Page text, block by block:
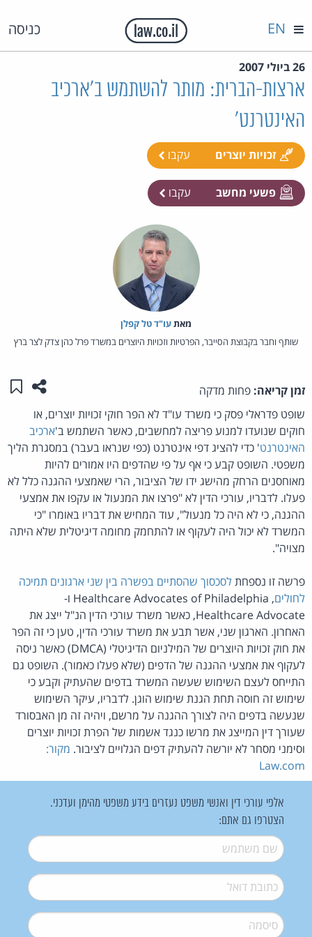
כניסה EN
26 ביולי 2007
ארצות-הברית: מותר להשתמש ב'ארכיב
האינטרנט'
זכויות יוצרים עקבו
פשעי מחשב עקבו
מאת‏עו"ד טל קפלן
שותף וחבר בקבוצת הסייבר, הפרטיות וזכויות היוצרים במשרד פרל כהן צדק לצר ברץ
זמן קריאה: פחות מדקה שתפו
שופט פדראלי פסק כי משרד עו"ד לא הפר חוקי זכויות יוצרים, או
חוקים שנועדו למנוע פריצה למחשבים, כאשר השתמש ב'ארכיב
האינטרנט' כדי להציג דפי אינטרנט (כפי שנראו בעבר) במסגרת הליך
משפטי. השופט קבע כי אף על פי שהדפים היו אמורים להיות
מאוחסנים הרחק מהישג ידו של הציבור, הרי שאמצעי ההגנה כלל לא
פעלו. לדבריו, עורכי הדין לא "פרצו את המנעול או עקפו את אמצעי
ההגנה, כי לא היה כל מנעול", עוד המחיש את דבריו באומרו "כי
המשרד לא יכול היה לעקוף או להתחמק מחומה דיגיטלית שלא היתה
מצויה".
פרשה זו נספחתלסכסוך שהסתיים בפשרה בין שני ארגונים תמיכה
לחולים
, Healthcare Advocates of Philadelphia ו-
Healthcare Advocate, כאשר משרד עורכי הדין הנ"ל ייצג את
האחרון. הארגון שני, אשר תבע את משרד עורכי הדין, טען כי זה הפר
את חוק זכויות היוצרים של המילניום הדיגיטלי (DMCA) כאשר ניסה
לעקוף את אמצעי ההגנה של הדפים (שלא פעלו כאמור). השופט גם
התייחס לעצם השימוש שעשה המשרד בדפים שהעתיק וקבע כי
שימוש זה חוסה תחת הגנת שימוש הוגן. לדבריו, עיקר השימוש
שנעשה בדפים היה לצורך ההגנה על מרשם, ויהיה זה מן האבסורד
שעורך דין המייצג את מרשו כנגד אשמות של הפרת זכויות יוצרים
וסימני מסחר לא יורשה להעתיק דפים הגלויים לציבור. מקור:
Law.com
אלפי עורכי דין ואנשי משפט נעזרים בידע משפטי מהימן ועדכני.
הצטרפו גם אתם:
שם משתמש*
דואל*
סיסמה*